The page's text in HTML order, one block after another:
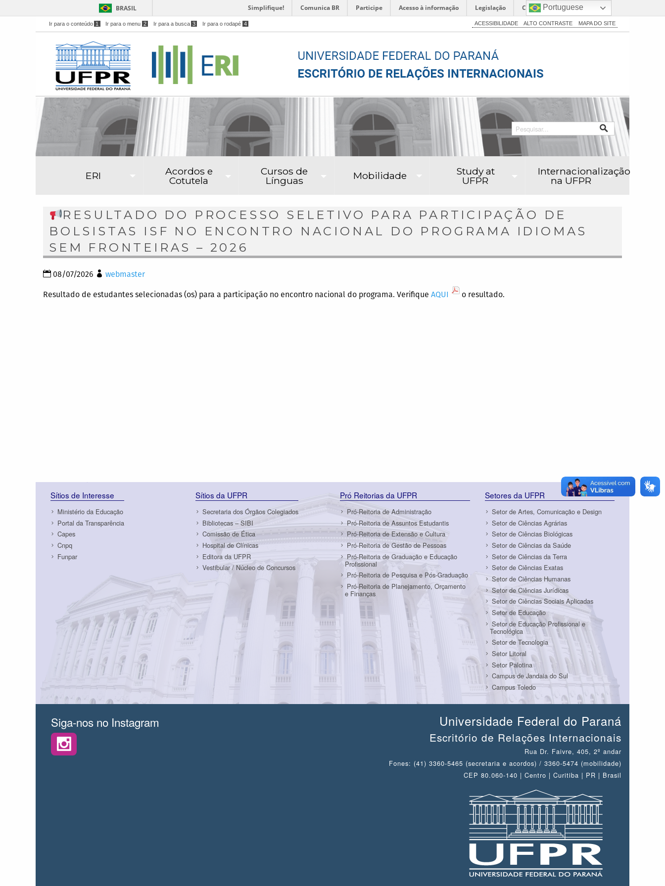
BRASIL Simplifique! Comunica BR Participe Acesso à informação Legislação Canais
Ir para o conteúdo 1 Ir para o menu 2 Ir para a busca 3 Ir para o rodapé 4 ACESSIBILIDADE ALTO CONTRASTE MAPA DO SITE
ERI Acordos e
Cotutela
Cursos de
Línguas Mobilidade Study at
UFPR
Internacionalização
na UFPR
RESULTADO DO PROCESSO SELETIVO PARA PARTICIPAÇÃO DE
BOLSISTAS ISF NO ENCONTRO NACIONAL DO PROGRAMA IDIOMAS
SEM FRONTEIRAS – 2026
08/07/2026 webmaster
Resultado de estudantes selecionadas (os) para a participação no encontro nacional do programa. Verifique AQUI o resultado.
Sítios de Interesse
Ministério da Educação
Portal da Transparência
Capes
Cnpq
Funpar
Sítios da UFPR
Secretaria dos Órgãos Colegiados
Bibliotecas – SIBI
Comissão de Ética
Hospital de Clínicas
Editora da UFPR
Vestibular / Núcleo de Concursos
Pró Reitorias da UFPR
Pró-Reitoria de Administração
Pró-Reitoria de Assuntos Estudantis
Pró-Reitoria de Extensão e Cultura
Pró-Reitoria de Gestão de Pessoas
Pró-Reitoria de Graduação e Educação
Profissional
Pró-Reitoria de Pesquisa e Pós-Graduação
Pró-Reitoria de Planejamento, Orçamento
e Finanças
Setores da UFPR
Setor de Artes, Comunicação e Design
Setor de Ciências Agrárias
Setor de Ciências Biológicas
Setor de Ciências da Saúde
Setor de Ciências da Terra
Setor de Ciências Exatas
Setor de Ciências Humanas
Setor de Ciências Jurídicas
Setor de Ciências Sociais Aplicadas
Setor de Educação
Setor de Educação Profissional e
Tecnológica
Setor de Tecnologia
Setor Litoral
Setor Palotina
Campus de Jandaia do Sul
Campus Toledo
Siga-nos no Instagram Universidade Federal do Paraná
Escritório de Relações Internacionais
Rua Dr. Faivre, 405, 2º andar
Fones: (41) 3360-5465 (secretaria e acordos) / 3360-5474 (mobilidade)
CEP 80.060-140 | Centro | Curitiba | PR | Brasil
Portuguese